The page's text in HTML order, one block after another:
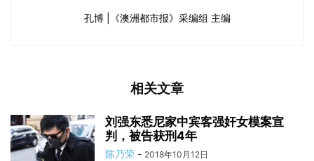
孔博 |《澳洲都市报》采编组 主编
相关文章
刘强东悉尼家中宾客强奸女模案宣
判，被告获刑4年
陈乃荣 - 2018年10月12日